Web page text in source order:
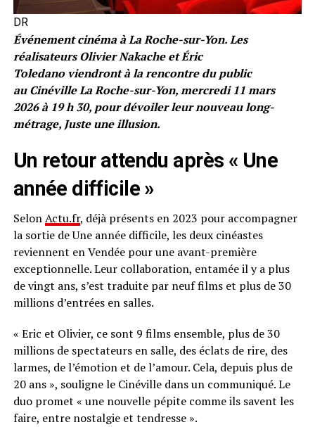
DR
Événement cinéma à La Roche-sur-Yon. Les
réalisateurs Olivier Nakache et Éric
Toledano viendront à la rencontre du public
au Cinéville La Roche-sur-Yon, mercredi 11 mars
2026 à 19 h 30, pour dévoiler leur nouveau long-
métrage, Juste une illusion.
Un retour attendu après « Une
année difficile »
SelonActu.fr, déjà présents en 2023 pour accompagner
la sortie de Une année difficile, les deux cinéastes
reviennent en Vendée pour une avant-première
exceptionnelle. Leur collaboration, entamée il y a plus
de vingt ans, s’est traduite par neuf films et plus de 30
millions d’entrées en salles.
« Eric et Olivier, ce sont 9 films ensemble, plus de 30
millions de spectateurs en salle, des éclats de rire, des
larmes, de l’émotion et de l’amour. Cela, depuis plus de
20 ans », souligne le Cinéville dans un communiqué. Le
duo promet « une nouvelle pépite comme ils savent les
faire, entre nostalgie et tendresse ».